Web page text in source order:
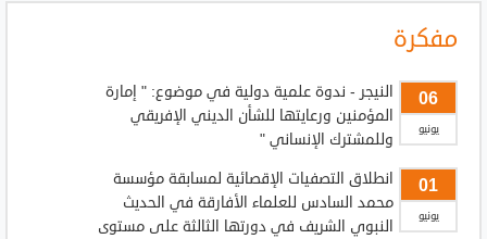
مفكرة
06
يونيو
النيجر - ندوة علمية دولية في موضوع: " إمارة
المؤمنين ورعايتها للشأن الديني الإفريقي
وللمشترك الإنساني "
01
يونيو
انطلاق التصفيات الإقصائية لمسابقة مؤسسة
محمد السادس للعلماء الأفارقة في الحديث
النبوي الشريف في دورتها الثالثة على مستوى